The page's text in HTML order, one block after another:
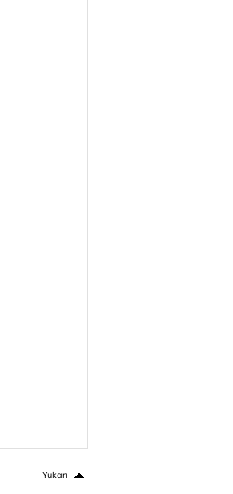
Yukarı